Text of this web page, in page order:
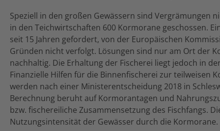
Speziell in den großen Gewässern sind Vergrämungen
in den Teichwirtschaften 600 Kormorane geschossen.
seit 15 Jahren gefordert, von der Europäischen
Gründen nicht verfolgt. Lösungen sind nur am Ort der
nachhaltig. Die Erhaltung der Fischerei liegt jedoch in
Finanzielle Hilfen für die Binnenfischerei zur teilweisen
werden nach einer Ministerentscheidung 2018 in
Berechnung beruht auf Kormorantagen und
bzw. fischereiliche Zusammensetzung des Fischfangs.
Nutzungsintensität der Gewässer durch die Kormorane.